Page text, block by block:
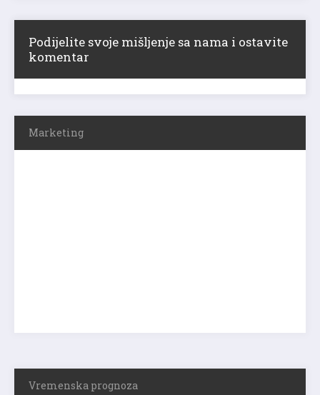
Podijelite svoje mišljenje sa nama i ostavite
komentar
Marketing
Vremenska prognoza